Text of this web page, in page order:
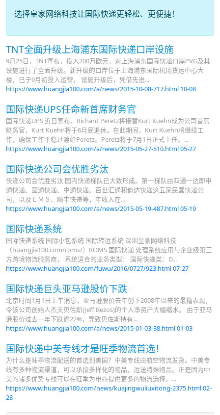
选择皇家网络科技让国际快递更轻松、更便捷！
TNT全面升级上海浦东国际快递口岸设施
9月25日，TNT宣布，投入200万欧元，对上海浦东国际快递口岸PVG及其
设施进行了全面升级。新升级的口岸位于上海浦东国际机场货运中心大
楼，已于9月初投入运营。 设施升级后，凭借先进...
https://www.huangjia100.com/a/news/2015-10-08-717.html 10-08
国际快递UPS任命新首席财务官
国际快递UPS 近日宣布，Richard Peretz将接替Kurt Kuehn成为公司首席
财务官，Kurt Kuehn将于6月底退休。在此期间，Kurt Kuehn将继续工
作，确保工作平稳过渡给Peretz。Peretz将于7月1日正式上任。...
https://www.huangjia100.com/a/news/2015-05-27-510.html05-27
国际快递公司会优胜劣汰
快递公司会优胜劣汰 国内快递梯队已大致形成。第一梯队由四通一达即申
通快递、圆通快递、中通快递、百世汇通和韵达快递这五家民营快递公
司，以及ＥＭＳ、顺丰快递等，年收入在...
https://www.huangjia100.com/a/news/2015-05-19-487.html05-19
国际快递系统
国际快递系统 国际小包系统 国际转运系统 深圳皇家网络科技
（huangjia100.com/roms/）ROMS 国际快递 处理系统应用与企业级第三
方跨境物流服务商， 系统适合的业务类型： 国际快递类：D...
https://www.huangjia100.com/fuwu/2016/0727/923.html07-27
国际快递巨头亚马逊股价下跌
北京时间1月1日上午消息，亚马逊股价去年创下2008年以来的最糟表现，
令该公司创始人杰夫贝佐斯(Jeff Bezos)的个人净资产大幅缩水。 由于亚马
逊股价过去一年下跌逾22%，导致贝佐斯持有...
https://www.huangjia100.com/a/news/2015-01-03-38.html01-03
国际快递中美专线才是旺季物流首选！
为什么是旺季物流配送的首选到美国？中美专线由航空物流发货。中美专
线有多种物流渠道，可以承接多样化的物品，运送特殊物品。正是因为中
美的诸多优势专线可以在旺季为电商提供更多的物流选择。...
https://www.huangjia100.com/news/kuajingwuliuxitong-2375.html02-
28